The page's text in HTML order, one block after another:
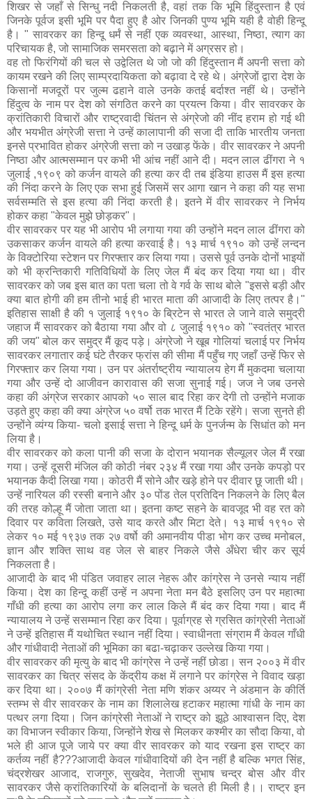
शिखर से जहाँ से सिन्धु नदी निकलती है, वहां तक कि भूमि हिंदुस्तान है एवं
जिनके पूर्वज इसी भूमि पर पैदा हुए है ओर जिनकी पुण्य भूमि यही है वोही हिन्दू
है। " सावरकर का हिन्दू धर्मं से नहीं एक व्यवस्था, आस्था, निष्ठा, त्याग का
परिचायक है, जो सामाजिक समरसता को बढ़ाने में अग्रसर हो।
वह तो फिरंगियों की चल से उद्वेलित थे जो जो की हिंदुस्तान मैं अपनी सत्ता को
कायम रखने की लिए साम्प्रदायिकता को बढ़ावा दे रहे थे। अंग्रेजों द्वारा देश के
किसानों मजदूरों पर जुल्म ढहाने वाले उनके कतई बर्दाश्त नहीं थे। उन्होंने
हिंदुत्व के नाम पर देश को संगठित करने का प्रयत्न किया। वीर सावरकर के
क्रांतिकारी विचारों और राष्ट्रवादी चिंतन से अंग्रेजो की नींद हराम हो गई थी
और भयभीत अंग्रेजी सत्ता ने उन्हें कालापानी की सजा दी ताकि भारतीय जनता
इनसे प्रभावित होकर अंग्रेजी सत्ता को न उखाड़ फेंके। वीर सावरकर ने अपनी
निष्ठा और आत्मसम्मान पर कभी भी आंच नहीं आने दी। मदन लाल ढींगरा ने १
जुलाई ,१९०९ को कर्जन वायले की हत्या कर दी तब इंडिया हाउस मैं इस हत्या
की निंदा करने के लिए एक सभा हुई जिसमें सर आगा खान ने कहा की यह सभा
सर्वसम्मति से इस हत्या की निंदा करती है। इतने में वीर सावरकर ने निर्भय
होकर कहा "केवल मुझे छोड़कर"।
वीर सावरकर पर यह भी आरोप भी लगाया गया की उन्होंने मदन लाल ढींगरा को
उकसाकर कर्जन वायले की हत्या करवाई है। १३ मार्च १९१० को उन्हें लन्दन
के विक्टोरिया स्टेशन पर गिरफ्तार कर लिया गया। उससे पूर्व उनके दोनों भाइयों
को भी क्रन्तिकारी गतिविधियों के लिए जेल मैं बंद कर दिया गया था। वीर
सावरकर को जब इस बात का पता चला तो वे गर्व के साथ बोले "इससे बड़ी और
क्या बात होगी की हम तीनो भाई ही भारत माता की आजादी के लिए तत्पर है।"
इतिहास साक्षी है की १ जुलाई १९१० के ब्रिटेन से भारत ले जाने वाले समुद्री
जहाज मैं सावरकर को बैठाया गया और वो ८ जुलाई १९१० को "स्वतंत्र भारत
की जय" बोल कर समुद्र मैं कूद पड़े। अंग्रेजो ने खूब गोलियां चलाई पर निर्भय
सावरकर लगातार कई घंटे तैरकर फ्रांस की सीमा मैं पहुँच गए जहाँ उन्हें फिर से
गिरफ्तार कर लिया गया। उन पर अंतर्राष्ट्रीय न्यायालय हेग मैं मुकदमा चलाया
गया और उन्हें दो आजीवन कारावास की सजा सुनाई गई। जज ने जब उनसे
कहा की अंग्रेज सरकार आपको ५० साल बाद रिहा कर देगी तो उन्होंने मजाक
उड़ते हुए कहा की क्या अंग्रेज ५० वर्षो तक भारत मैं टिके रहेंगे। सजा सुनते ही
उन्होंने व्यंग्य किया- चलो इसाई सत्ता ने हिन्दू धर्म के पुनर्जन्म के सिधांत को मन
लिया है।
वीर सावरकर को कला पानी की सजा के दोरान भयानक सैल्यूलर जेल मैं रखा
गया। उन्हें दूसरी मंजिल की कोठी नंबर २३४ मैं रखा गया और उनके कपड़ो पर
भयानक कैदी लिखा गया। कोठरी मैं सोने और खड़े होने पर दीवार छू जाती थी।
उन्हें नारियल की रस्सी बनाने और ३० पोंड तेल प्रतिदिन निकलने के लिए बैल
की तरह कोल्हू मैं जोता जाता था। इतना कष्ट सहने के बावजूद भी वह रत को
दिवार पर कविता लिखते, उसे याद करते और मिटा देते। १३ मार्च १९१० से
लेकर १० मई १९३७ तक २७ वर्षो की अमानवीय पीडा भोग कर उच्च मनोबल,
ज्ञान और शक्ति साथ वह जेल से बाहर निकले जैसे अँधेरा चीर कर सूर्य
निकलता है।
आजादी के बाद भी पंडित जवाहर लाल नेहरू और कांग्रेस ने उनसे न्याय नहीं
किया। देश का हिन्दू कहीं उन्हें न अपना नेता मन बैठे इसलिए उन पर महात्मा
गाँधी की हत्या का आरोप लगा कर लाल किले मैं बंद कर दिया गया। बाद मैं
न्यायालय ने उन्हें ससम्मान रिहा कर दिया। पूर्वाग्रह से ग्रसित कांग्रेसी नेताओं
ने उन्हें इतिहास मैं यथोचित स्थान नहीं दिया। स्वाधीनता संग्राम मैं केवल गाँधी
और गांधीवादी नेताओं की भूमिका का बढा-चढ़ाकर उल्लेख किया गया।
वीर सावरकर की मृत्यु के बाद भी कांग्रेस ने उन्हें नहीं छोडा। सन २००३ में वीर
सावरकर का चित्र संसद के केंद्रीय कक्ष में लगाने पर कांग्रेस ने विवाद खड़ा
कर दिया था। २००७ मैं कांग्रेसी नेता मणि शंकर अय्यर ने अंडमान के कीर्ति
स्तम्भ से वीर सावरकर के नाम का शिलालेख हटाकर महात्मा गांधी के नाम का
पत्थर लगा दिया। जिन कांग्रेसी नेताओं ने राष्ट्र को झूठे आश्वासन दिए, देश
का विभाजन स्वीकार किया, जिन्होंने शेख से मिलकर कश्मीर का सौदा किया, वो
भले ही आज पूजे जाये पर क्या वीर सावरकर को याद रखना इस राष्ट्र का
कर्तव्य नहीं है???आजादी केवल गांधीवादियों की देन नहीं है बल्कि भगत सिंह,
चंद्रशेखर आजाद, राजगुरु, सुखदेव, नेताजी सुभाष चन्द्र बोस और वीर
सावरकर जैसे क्रांतिकारियों के बलिदानों के चलते ही मिली है।। राष्ट्र इन